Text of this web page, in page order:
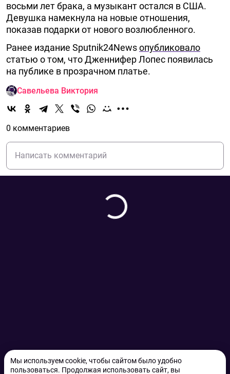
Мы используем cookie, чтобы сайтом было удобно
пользоваться. Продолжая использовать сайт, вы
восьми лет брака, а музыкант остался в США.
Девушка намекнула на новые отношения,
показав подарки от нового возлюбленного.
Ранее издание Sputnik24Newsопубликовало
статью о том, что Дженнифер Лопес появилась
на публике в прозрачном платье.
Савельева Виктория
0 комментариев